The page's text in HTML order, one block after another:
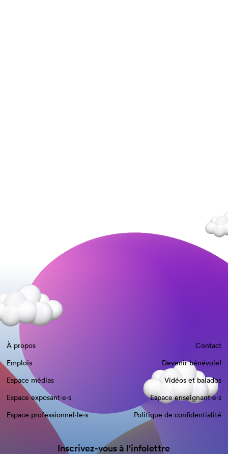
À propos
Contact
Emplois
Devenir bénévole!
Espace médias
Vidéos et balados
Espace exposant·e⋅s
Espace enseignant·e⋅s
Espace professionnel·le⋅s
Politique de confidentialité
Inscrivez-vous à l'infolettre